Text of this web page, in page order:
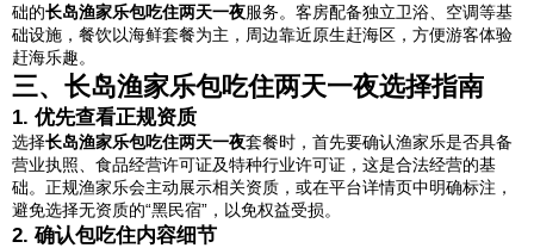
础的长岛渔家乐包吃住两天一夜服务。客房配备独立卫浴、空调等基
础设施，餐饮以海鲜套餐为主，周边靠近原生赶海区，方便游客体验
赶海乐趣。
三、长岛渔家乐包吃住两天一夜选择指南
1. 优先查看正规资质
选择长岛渔家乐包吃住两天一夜套餐时，首先要确认渔家乐是否具备
营业执照、食品经营许可证及特种行业许可证，这是合法经营的基
础。正规渔家乐会主动展示相关资质，或在平台详情页中明确标注，
避免选择无资质的“黑民宿”，以免权益受损。
2. 确认包吃住内容细节